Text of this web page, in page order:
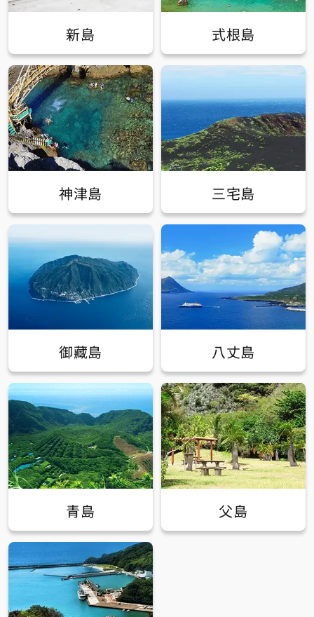
新島 式根島
神津島 三宅島
御藏島 八丈島
青島 父島